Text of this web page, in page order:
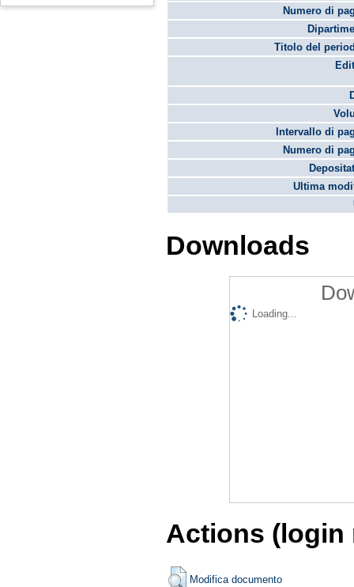
Numero di
Titolo del
Intervallo di
Numero di
Ultima
Downloads
Loading...
Actions (login
Modifica documento